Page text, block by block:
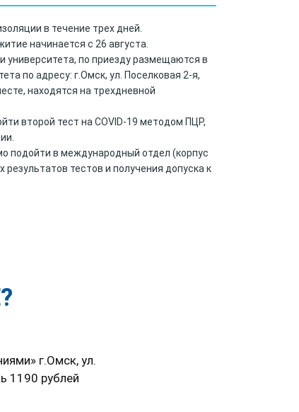
в течение трех дней.
начинается с 26 августа.
по приезду размещаются в
по адресу: г.Омск, ул. Поселковая 2-я,
находятся на трехдневной
второй тест на COVID-19 методом ПЦР,
подойти в международный отдел (корпус
тестов и получения допуска к
г.Омск, ул.
1190 рублей